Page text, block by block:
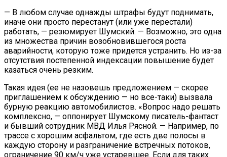
— В любом случае однажды штрафы будут поднимать,
иначе они просто перестанут (или уже перестали)
работать, — резюмирует Шумский. — Возможно, это одна
из множества причин возобновившегося роста
аварийности, которую тоже придется устранить. Но из-за
отсутствия постепенной индексации повышение будет
казаться очень резким.
Такая идея (ее не назовешь предложением — скорее
приглашением к обсуждению — но все-таки) вызвала
бурную реакцию автомобилистов. «Вопрос надо решать
комплексно, — оппонирует Шумскому писатель-фантаст
и бывший сотрудник МВД Илья Рясной. — Например, по
трассе с хорошим асфальтом, где есть две полосы в
каждую сторону и разграничение встречных потоков,
ограничение 90 км/ч уже устаревшее. Если для таких